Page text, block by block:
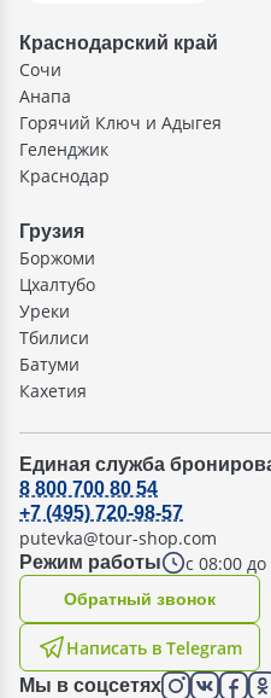
Краснодарский край
Сочи
Анапа
Горячий Ключ и Адыгея
Геленджик
Краснодар
Грузия
Боржоми
Цхалтубо
Уреки
Тбилиси
Батуми
Кахетия
Единая служба
Режим работы с 08:00
8 800 700 80 54
+7 (495) 720-98-57
putevka@tour-shop.com
Написать в Telegram
Oбратный звонок
Мы в соцсетях